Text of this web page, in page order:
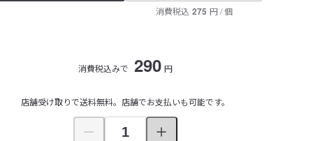
消費税込 275 円/ 個
消費税込みで 290 円
店舗受け取りで送料無料。店舗でお支払いも可能です。